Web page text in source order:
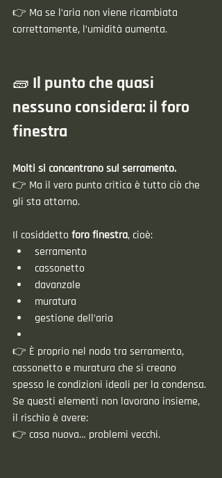
👉 Ma se l’aria non viene ricambiata
correttamente, l’umidità aumenta.
🧱 Il punto che quasi
nessuno considera: il foro
finestra
Molti si concentrano sul serramento.
👉 Ma il vero punto critico è tutto ciò che
gli sta attorno.
Il cosiddetto foro finestra, cioè:
serramento
cassonetto
davanzale
muratura
gestione dell’aria
👉 È proprio nel nodo tra serramento,
cassonetto e muratura che si creano
spesso le condizioni ideali per la condensa.
Se questi elementi non lavorano insieme,
il rischio è avere:
👉 casa nuova… problemi vecchi.